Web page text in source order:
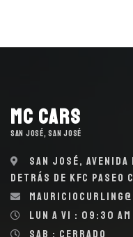
MC Cars
SAN JOSÉ, SAN JOSÉ
San José,
detrás de KFC Paseo
Lun a Vi : 09:30